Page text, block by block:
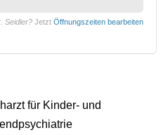
Seidler? Jetzt Öffnungszeiten bearbeiten
für Kinder- und